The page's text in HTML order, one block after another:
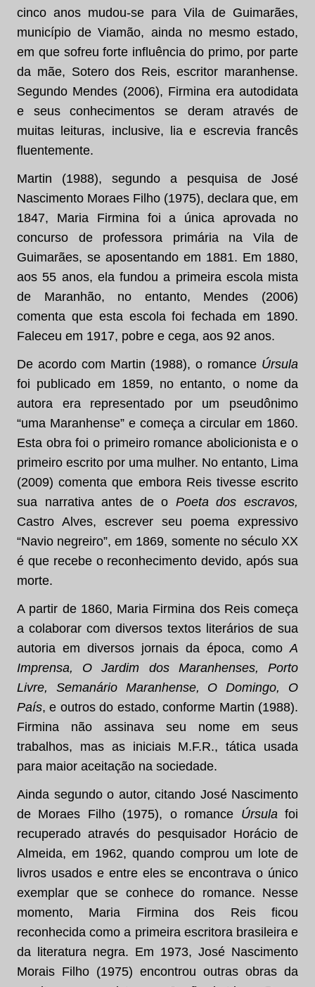
cinco anos mudou-se para Vila de Guimarães,
município de Viamão, ainda no mesmo estado,
em que sofreu forte influência do primo, por parte
da mãe, Sotero dos Reis, escritor maranhense.
Segundo Mendes (2006), Firmina era autodidata
e seus conhecimentos se deram através de
muitas leituras, inclusive, lia e escrevia francês
fluentemente.
Martin (1988), segundo a pesquisa de José
Nascimento Moraes Filho (1975), declara que, em
1847, Maria Firmina foi a única aprovada no
concurso de professora primária na Vila de
Guimarães, se aposentando em 1881. Em 1880,
aos 55 anos, ela fundou a primeira escola mista
de Maranhão, no entanto, Mendes (2006)
comenta que esta escola foi fechada em 1890.
Faleceu em 1917, pobre e cega, aos 92 anos.
De acordo com Martin (1988), o romance Úrsula
foi publicado em 1859, no entanto, o nome da
autora era representado por um pseudônimo
“uma Maranhense” e começa a circular em 1860.
Esta obra foi o primeiro romance abolicionista e o
primeiro escrito por uma mulher. No entanto, Lima
(2009) comenta que embora Reis tivesse escrito
sua narrativa antes de o Poeta dos escravos,
Castro Alves, escrever seu poema expressivo
“Navio negreiro”, em 1869, somente no século XX
é que recebe o reconhecimento devido, após sua
morte.
A partir de 1860, Maria Firmina dos Reis começa
a colaborar com diversos textos literários de sua
autoria em diversos jornais da época, como A
Imprensa, O Jardim dos Maranhenses, Porto
Livre, Semanário Maranhense, O Domingo, O
País, e outros do estado, conforme Martin (1988).
Firmina não assinava seu nome em seus
trabalhos, mas as iniciais M.F.R., tática usada
para maior aceitação na sociedade.
Ainda segundo o autor, citando José Nascimento
de Moraes Filho (1975), o romance Úrsula foi
recuperado através do pesquisador Horácio de
Almeida, em 1962, quando comprou um lote de
livros usados e entre eles se encontrava o único
exemplar que se conhece do romance. Nesse
momento, Maria Firmina dos Reis ficou
reconhecida como a primeira escritora brasileira e
da literatura negra. Em 1973, José Nascimento
Morais Filho (1975) encontrou outras obras da